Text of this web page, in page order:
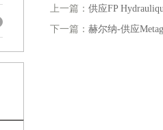
上一篇： 供应FP
下一篇： 赫尔纳-供应